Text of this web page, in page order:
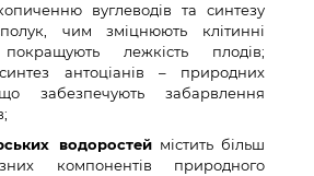
вуглеводів та синтезу
чим зміцнюють клітинні
лежкість плодів;
антоціанів – природних
забезпечують забарвлення
водоростеймістить більш
компонентів природного